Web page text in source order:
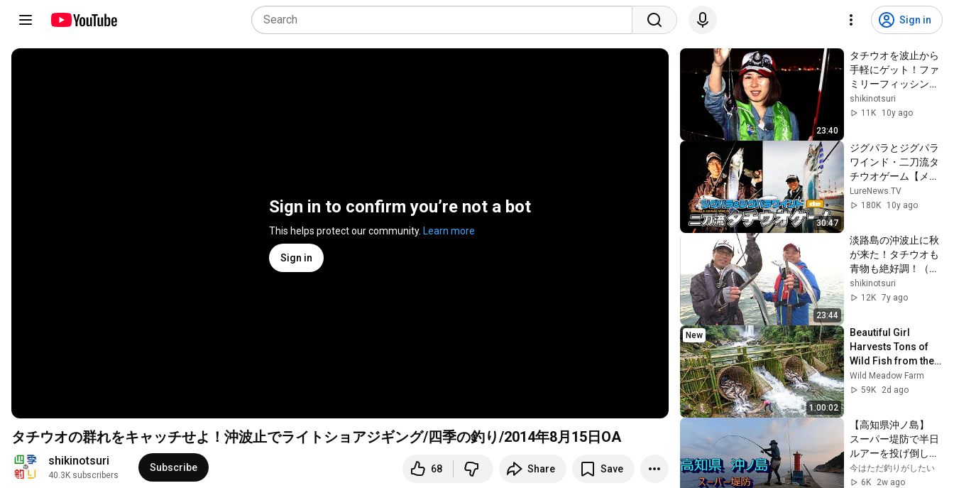
Sign in
Sign in to confirm you’re not a bot
This helps protect our community. Learn more
Sign in
タチウオの群れをキャッチせよ！沖波止でライトショアジギング/四季の釣り/2014年8月15日OA
shikinotsuri
40.3K subscribers
Subscribe 68 Share Save
23:40
タチウオを波止から
手軽にゲット！ファ
ミリーフィッシング
を楽しもう！/四季
の釣り/2015年10月
shikinotsuri
11K
10y ago
30:47
ジグパラとジグパラ
ワインド・二刀流タ
チウオゲーム【メジ
ャークラフト】
LureNews.TV
180K
10y ago
23:44
淡路島の沖波止に秋
が来た！タチウオも
青物も絶好調！（四
季の釣り/2018年9月
28日放送）
shikinotsuri
12K 7y ago
1:00:02
New
Beautiful Girl
Harvests Tons of
Wild Fish from the
Da River and
Transports Them to
Wild Meadow Farm
59K
2d ago
【高知県沖ノ島】
スーパー堤防で半日
ルアーを投げ倒した
結果・・・
今はただ釣りがしたい
6K
2w ago